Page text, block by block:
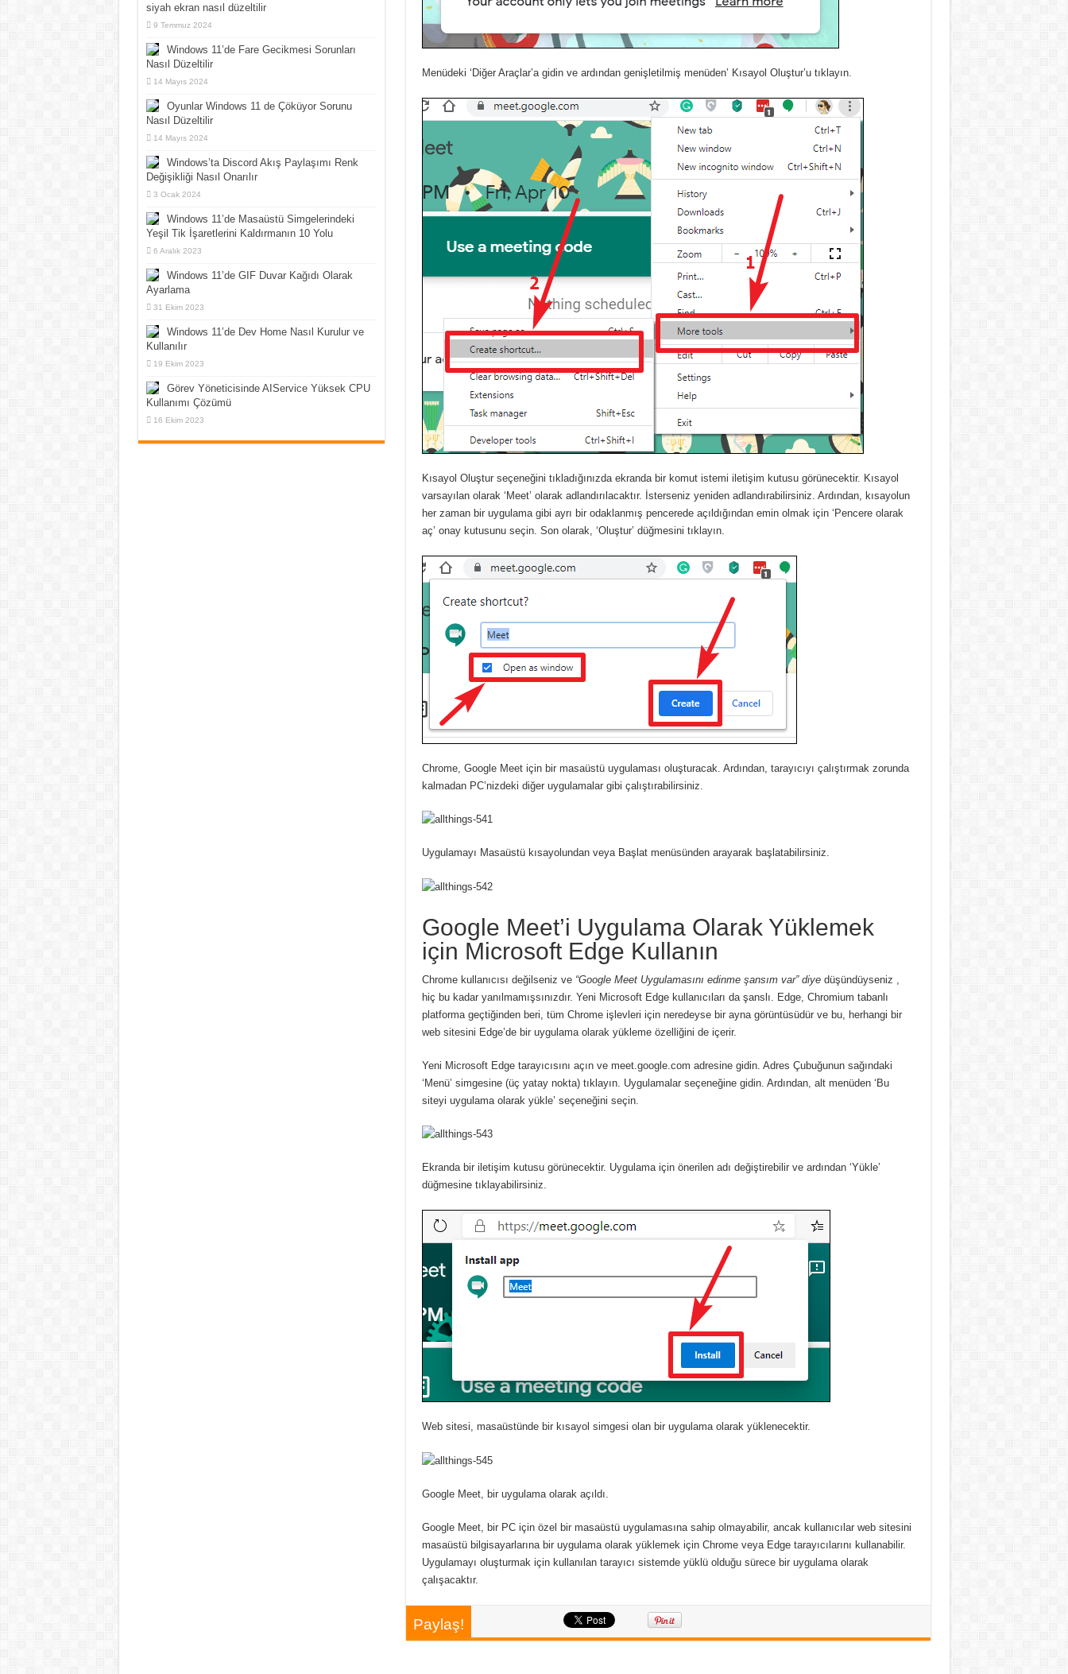
Menüdeki ‘Diğer Araçlar’a gidin ve ardından genişletilmiş menüden’ Kısayol Oluştur’u tıklayın.
Kısayol Oluştur seçeneğini tıkladığınızda ekranda bir komut istemi iletişim kutusu görünecektir. Kısayol
varsayılan olarak ‘Meet’ olarak adlandırılacaktır. İsterseniz yeniden adlandırabilirsiniz. Ardından, kısayolun
her zaman bir uygulama gibi ayrı bir odaklanmış pencerede açıldığından emin olmak için ‘Pencere olarak
aç’ onay kutusunu seçin. Son olarak, ‘Oluştur’ düğmesini tıklayın.
Chrome, Google Meet için bir masaüstü uygulaması oluşturacak. Ardından, tarayıcıyı çalıştırmak zorunda
kalmadan PC’nizdeki diğer uygulamalar gibi çalıştırabilirsiniz.
Uygulamayı Masaüstü kısayolundan veya Başlat menüsünden arayarak başlatabilirsiniz.
Google Meet’i Uygulama Olarak Yüklemek
için Microsoft Edge Kullanın
Chrome kullanıcısı değilseniz ve “Google Meet Uygulamasını edinme şansım var” diyedüşündüyseniz
hiç bu kadar yanılmamışsınızdır. Yeni Microsoft Edge kullanıcıları da şanslı.
Edge, Chromium tabanlı
platforma geçtiğinden beri, tüm Chrome işlevleri için neredeyse bir ayna görüntüsüdür ve bu, herhangi bir
web sitesini Edge’de bir uygulama olarak yükleme özelliğini de içerir.
Yeni Microsoft Edge tarayıcısını açın ve meet.google.com adresine gidin. Adres Çubuğunun sağındaki
‘Menü’ simgesine (üç yatay nokta) tıklayın. Uygulamalar seçeneğine gidin. Ardından, alt menüden ‘Bu
siteyi uygulama olarak yükle’ seçeneğini seçin.
Ekranda bir iletişim kutusu görünecektir. Uygulama için önerilen adı değiştirebilir ve ardından ‘Yükle’
düğmesine tıklayabilirsiniz.
Web sitesi, masaüstünde bir kısayol simgesi olan bir uygulama olarak yüklenecektir.
Google Meet, bir uygulama olarak açıldı.
Google Meet, bir PC için özel bir masaüstü uygulamasına sahip olmayabilir, ancak kullanıcılar web sitesini
masaüstü bilgisayarlarına bir uygulama olarak yüklemek için Chrome veya Edge tarayıcılarını kullanabilir.
Uygulamayı oluşturmak için kullanılan tarayıcı sistemde yüklü olduğu sürece bir uygulama olarak
çalışacaktır.
Paylaş!
siyah ekran nasıl düzeltilir
9 Temmuz 2024
Windows 11’de Fare Gecikmesi Sorunları
Nasıl Düzeltilir
14 Mayıs 2024
Oyunlar Windows 11 de Çöküyor Sorunu
Nasıl Düzeltilir
14 Mayıs 2024
Windows’ta Discord Akış Paylaşımı Renk
Değişikliği Nasıl Onarılır
3 Ocak 2024
Windows 11’de Masaüstü Simgelerindeki
Yeşil Tik İşaretlerini Kaldırmanın 10 Yolu
6 Aralık 2023
Windows 11’de GIF Duvar Kağıdı Olarak
Ayarlama
31 Ekim 2023
Windows 11’de Dev Home Nasıl Kurulur ve
Kullanılır
19 Ekim 2023
Görev Yöneticisinde AIService Yüksek CPU
Kullanımı Çözümü
16 Ekim 2023